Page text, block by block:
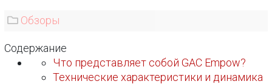
Обзоры
Содержание
Что представляет собой GAC Empow?
Технические характеристики и динамика